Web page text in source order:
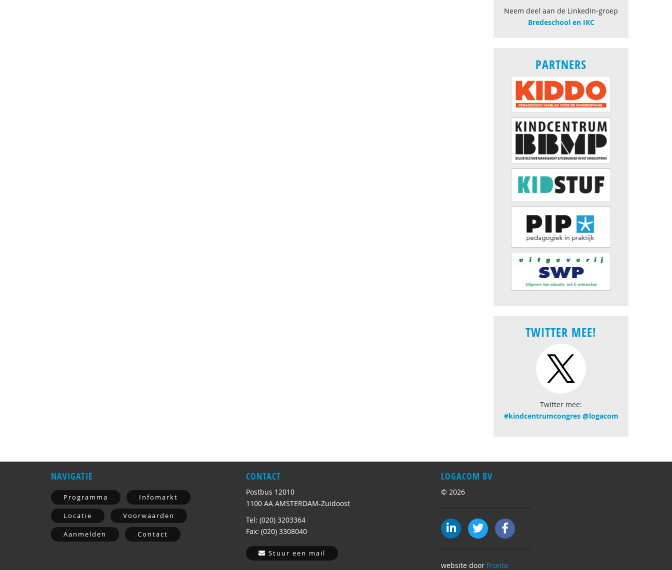
Neem deel aan de LinkedIn-groep
Bredeschool en IKC
PARTNERS
TWITTER MEE!
Twitter mee:
#kindcentrumcongres @logacom
NAVIGATIE
Programma Infomarkt
Locatie Voorwaarden
Aanmelden Contact
CONTACT
Postbus 12010
1100 AA AMSTERDAM-Zuidoost
Tel: (020) 3203364
Fax: (020) 3308040
Stuur een mail
LOGACOM BV
© 2026
website door Fronta